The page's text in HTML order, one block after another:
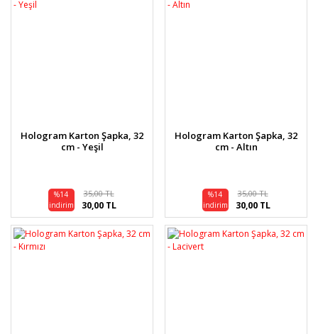
Hologram Karton Şapka, 32
cm - Yeşil
%14
indirim
35,00 TL
30,00 TL
Hologram Karton Şapka, 32
cm - Altın
%14
indirim
35,00 TL
30,00 TL